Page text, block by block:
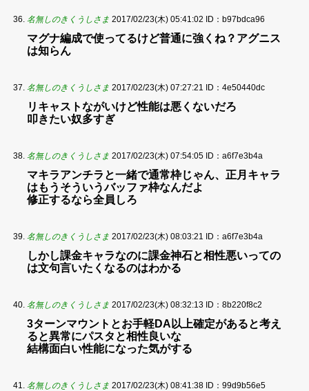
名無しのきくうしさま 2017/02/23(木) 05:41:02 ID：b97bdca96
マグナ編成で使ってるけど普通に強くね？アグニス
は知らん
名無しのきくうしさま 2017/02/23(木) 07:27:21 ID：4e50440dc
リキャストながいけど性能は悪くないだろ
叩きたい奴多すぎ
名無しのきくうしさま 2017/02/23(木) 07:54:05 ID：a6f7e3b4a
マキラアンチラと一緒で通常枠じゃん、正月キャラ
はもうそういうバッファ枠なんだよ
修正するなら全員しろ
名無しのきくうしさま 2017/02/23(木) 08:03:21 ID：a6f7e3b4a
しかし課金キャラなのに課金神石と相性悪いっての
は文句言いたくなるのはわかる
名無しのきくうしさま 2017/02/23(木) 08:32:13 ID：8b220f8c2
3ターンマウントとお手軽DA以上確定があると考え
ると異常にパスタと相性良いな
結構面白い性能になった気がする
名無しのきくうしさま 2017/02/23(木) 08:41:38 ID：99d9b56e5